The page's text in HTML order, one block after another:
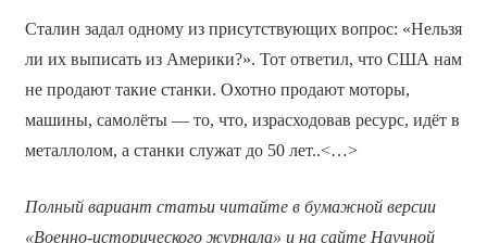
Сталин задал одному из присутствующих вопрос: «Нельзя
ли их выписать из Америки?». Тот ответил, что США нам
не продают такие станки. Охотно продают моторы,
машины, самолёты — то, что, израсходовав ресурс, идёт в
металлолом, а станки служат до 50 лет..<…>
Полный вариант статьи читайте в бумажной версии
«Военно-исторического журнала» и на сайте Научной